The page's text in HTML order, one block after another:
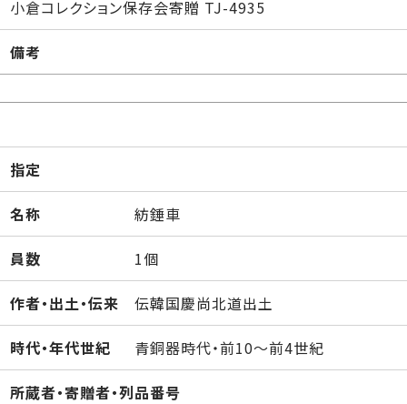
小倉コレクション保存会寄贈 TJ-4935
備考
指定
名称 紡錘車
員数 1個
作者・出土・伝来 伝韓国慶尚北道出土
時代・年代世紀 青銅器時代・前10～前4世紀
所蔵者・寄贈者・列品番号